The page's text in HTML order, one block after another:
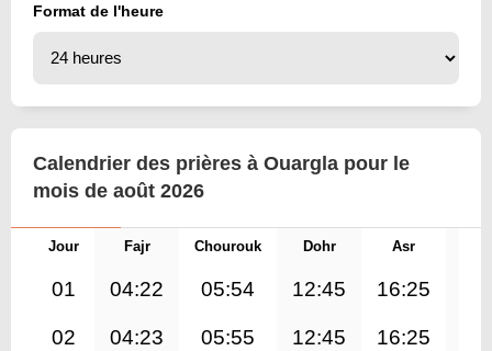
Format de l'heure
Calendrier des prières à Ouargla pour le
mois de août 2026
Jour Fajr Chourouk Dohr Asr
01 04:22 05:54 12:45 16:25
02 04:23 05:55 12:45 16:25